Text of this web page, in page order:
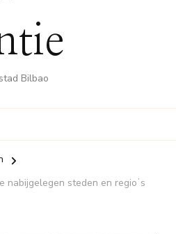
Bilbao
nabijgelegen steden en regioʼs